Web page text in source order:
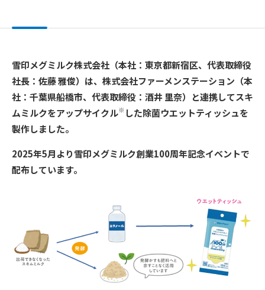
雪印メグミルク株式会社（本社：東京都新宿区、代表取締役
社長：佐藤 雅俊）は、株式会社ファーメンステーション（本
社：千葉県船橋市、代表取締役：酒井 里奈）と連携してスキ
ムミルクをアップサイクル※ した除菌ウエットティッシュを
製作しました。
2025年5月より雪印メグミルク創業100周年記念イベントで
配布しています。